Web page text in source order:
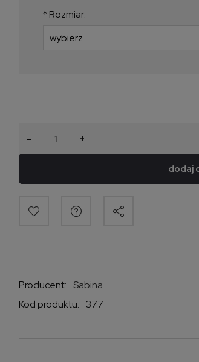
najniższa cena od momentu, kiedy
* Rozmiar:
- +
dodaj
Producent:
Sabina
Kod produktu:
377